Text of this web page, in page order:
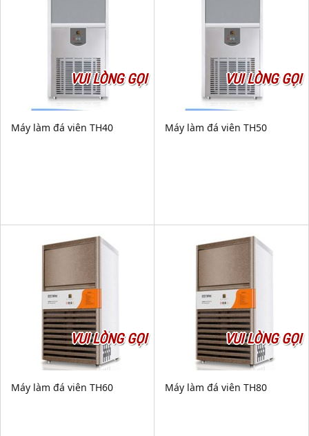
VUI LÒNG GỌI
Máy làm đá viên TH40
VUI LÒNG GỌI
Máy làm đá viên TH50
VUI LÒNG GỌI
Máy làm đá viên TH60
VUI LÒNG GỌI
Máy làm đá viên TH80